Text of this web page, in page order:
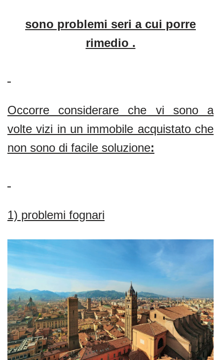
sono problemi seri a cui porre
rimedio .
Occorre considerare che vi sono a
volte vizi in un immobile acquistato che
non sono di facile soluzione:
1) problemi fognari